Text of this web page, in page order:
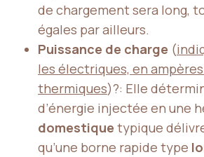
de chargement sera long,
égales par ailleurs.
Puissance de charge (
les électriques, en
thermiques)?: Elle
d’énergie injectée en une
domestique typique
qu’une borne rapide type